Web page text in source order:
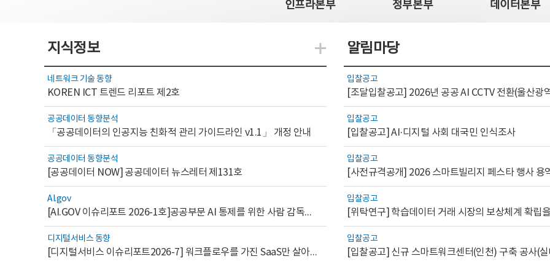
인프라본부
정부본부
데이터본부
지식정보
네트워크 기술 동향
KOREN ICT 트렌드 리포트 제2호
공공데이터 동향분석
「공공데이터의 인공지능 친화적 관리 가이드라인 v1.1」 개정 안내
공공데이터 동향분석
[공공데이터 NOW] 공공데이터 뉴스레터 제131호
AI.gov
[AI.GOV 이슈리포트 2026-1호]공공부문 AI 통제를 위한 사람 감독의 해외 사례 분석 및 시사점
디지털서비스 동향
[디지털서비스 이슈리포트2026-7] 워크플로우를 가진 SaaS만 살아남는다
지식관련 더보기
알림마당
입찰공고
입찰공고
[입찰공고] AI·디지털 사회 대국민 인식조사
입찰공고
[사전규격공개] 2026 스마트빌리지 페스타 행사 용
입찰공고
입찰공고
[입찰공고] 신규 스마트워크센터(인천) 구축 공사(